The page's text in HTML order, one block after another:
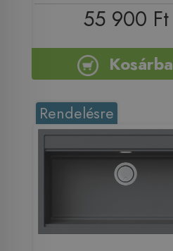
55 900 Ft
Kosárba
Rendelésre